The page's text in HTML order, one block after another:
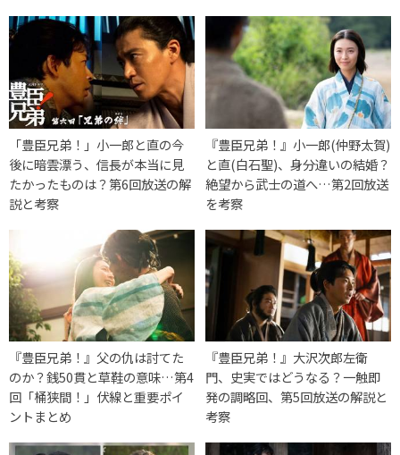
「豊臣兄弟！」小一郎と直の今
後に暗雲漂う、信長が本当に見
たかったものは？第6回放送の解
説と考察
『豊臣兄弟！』小一郎(仲野太賀)
と直(白石聖)、身分違いの結婚？
絶望から武士の道へ…第2回放送
を考察
『豊臣兄弟！』父の仇は討てた
のか？銭50貫と草鞋の意味…第4
回「桶狭間！」伏線と重要ポイ
ントまとめ
『豊臣兄弟！』大沢次郎左衛
門、史実ではどうなる？一触即
発の調略回、第5回放送の解説と
考察